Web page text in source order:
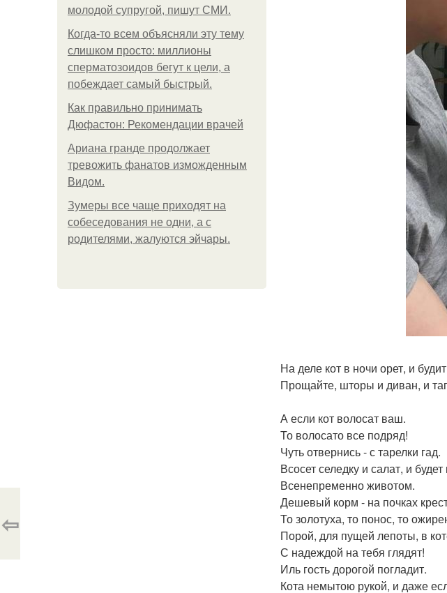
молодой супругой, пишут СМИ.
Когда-то всем объясняли эту тему
слишком просто: миллионы
сперматозоидов бегут к цели, а
побеждает самый быстрый.
Как правильно принимать
Дюфастон: Рекомендации врачей
Ариана гранде продолжает
тревожить фанатов изможденным
Видом.
Зумеры все чаще приходят на
собеседования не одни, а с
родителями, жалуются эйчары.
На деле кот в ночи орет, и
Прощайте, шторы и диван, и
А если кот волосат ваш.
То волосато все подряд!
Чуть отвернись - с тарелки гад.
Всосет селедку и салат, и
Всенепременно животом.
Дешевый корм - на почках
То золотуха, то понос, то
Порой, для пущей лепоты, в
С надеждой на тебя глядят!
Иль гость дорогой погладит.
Кота немытою рукой, и даже
⇦